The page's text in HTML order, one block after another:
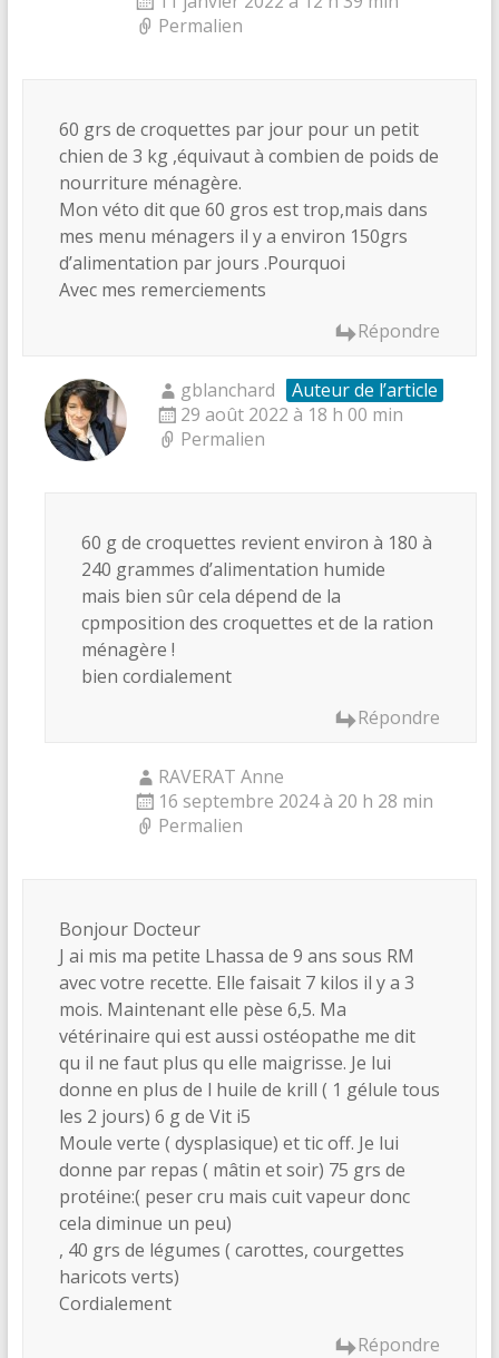
Permalien
60 grs de croquettes par jour pour un petit
chien de 3 kg ,équivaut à combien de poids de
nourriture ménagère.
Mon véto dit que 60 gros est trop,mais dans
mes menu ménagers il y a environ 150grs
d’alimentation par jours .Pourquoi
Avec mes remerciements
Répondre
gblanchard
Auteur de l’article
29 août 2022 à 18 h 00 min
Permalien
60 g de croquettes revient environ à 180 à
240 grammes d’alimentation humide
mais bien sûr cela dépend de la
cpmposition des croquettes et de la ration
ménagère !
bien cordialement
Répondre
RAVERAT Anne
16 septembre 2024 à 20 h 28 min
Permalien
Bonjour Docteur
J ai mis ma petite Lhassa de 9 ans sous RM
avec votre recette. Elle faisait 7 kilos il y a 3
mois. Maintenant elle pèse 6,5. Ma
vétérinaire qui est aussi ostéopathe me dit
qu il ne faut plus qu elle maigrisse. Je lui
donne en plus de l huile de krill ( 1 gélule tous
les 2 jours) 6 g de Vit i5
Moule verte ( dysplasique) et tic off. Je lui
donne par repas ( mâtin et soir) 75 grs de
protéine:( peser cru mais cuit vapeur donc
cela diminue un peu)
, 40 grs de légumes ( carottes, courgettes
haricots verts)
Cordialement
Répondre